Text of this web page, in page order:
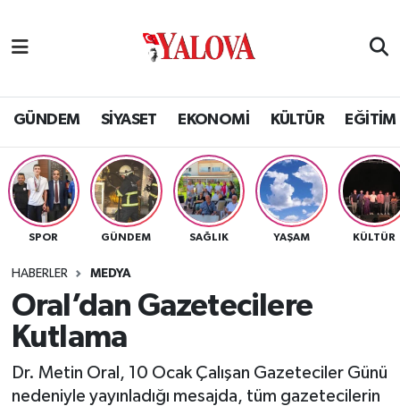
GÜNDEM SİYASET EKONOMİ KÜLTÜR EĞİTİM
SPOR GÜNDEM SAĞLIK YAŞAM KÜLTÜR
HABERLER MEDYA
Oral’dan Gazetecilere
Kutlama
Dr. Metin Oral, 10 Ocak Çalışan Gazeteciler Günü
nedeniyle yayınladığı mesajda, tüm gazetecilerin
SİYASET
EKONOMİ
KÜLTÜR
BİLİM VE TEKNOLOJİ
ASAYİŞ
SAĞLIK
Yalova Nöbetçi Eczaneler
Yalova Hava Durumu
Yalova Namaz Vakitleri
Yalova Trafik Yoğunluk Haritası
Tüm Manşetler
Son Dakika Haberleri
Haber Arşivi